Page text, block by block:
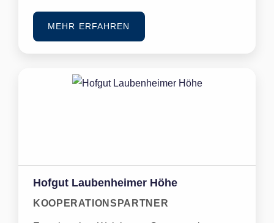
MEHR ERFAHREN
Hofgut Laubenheimer Höhe
KOOPERATIONSPARTNER